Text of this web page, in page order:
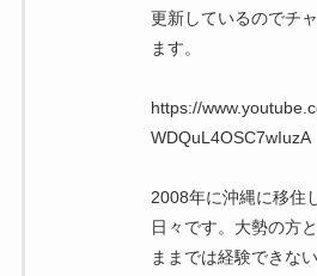
更新しているのでチ
ます。
https://
WDQuL4OSC7wIuzA
2008年に沖縄に移住
日々です。大勢の方
ままでは経験できな